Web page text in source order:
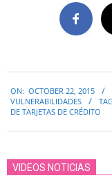
10-
22
ON: OCTOBER 22, 2015
VULNERABILIDADES
DE TARJETAS DE CRÉDITO
VIDEOS NOTICIAS